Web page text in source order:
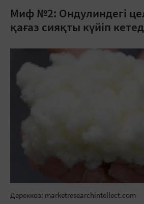
Миф №2: Ондулиндегі
қағаз сияқты күйіп
Дереккөз: marketresearchintellect.com